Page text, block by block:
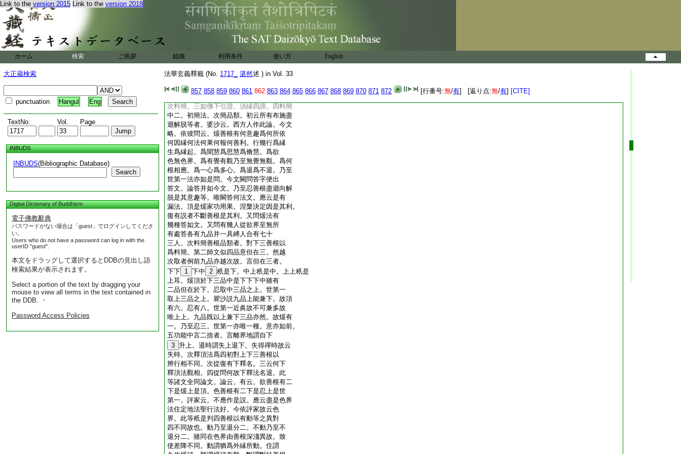
Link to the version 2015 Link to the version 2018
ホーム 検索 ご挨拶 組織 利用条件 使い方 English
大正蔵検索
punctuation Hangul Eng
TextNo. Vol. Page
INBUDS
INBUDS(Bibliographic Database)
Search
Digital Dictionary of Buddhism
電子佛教辭典
パスワードがない場合は「guest」でログインしてくださ
い。
Users who do not have a password can log in with the
userID "guest".
本文をドラッグして選択するとDDBの見出し語
検索結果が表示されます。
Select a portion of the text by dragging your
mouse to view all terms in the text contained in
the DDB. ・
Password Access Policies
法華玄義釋籤 (No. 1717_ 湛然述 ) in Vol. 33
857 858 859 860 861 862 863 864 865 866 867 868 869 870 871 872 [行番号:無/有] [返り点:無/有] [CITE]
念中。先五停。次四念。初五停中三。先釋名。
次觀能下明停心功能。三數息下。正明用
治。但列名對病而已。廣如止觀第十記。次
四念中亦略不列名。但擧數對位。至下照
中文相稍廣。於中又二。初明功能。次初翻
下。判位即以功能爲其相状。煖法已上四
善根者。盡依婆沙文相稍略。今略出論文。
於初煖中爲五。初正釋煖義。次尊者下釋
煖在初。三於正法下明所縁諦。四從所有
下料簡釋疑。五煖有下明功能。初文者由智
次料簡。三如佛下引證。須縁四諦。四料簡
中二。初簡法。次簡品類。初云所有布施盡
迴解脱等者。婆沙云。西方人作此論。今文
略。依彼問云。煖善根有何意趣爲何所依
何因縁何法何果何報何善利。行幾行爲縁
生爲縁起。爲聞慧爲思慧爲脩慧。爲欲
色無色界。爲有覺有觀乃至無覺無觀。爲何
根相應。爲一心爲多心。爲退爲不退。乃至
世第一法亦如是問。今文闕問答字便出
答文。論答并如今文。乃至忍善根盡迴向解
脱是其意趣等。唯闕答何法文。應云是有
漏法。頂是煖家功用果。涅槃決定因是其利。
復有説者不斷善根是其利。又問煖法有
幾種答如文。又問有幾人從欲界至無所
有處答各有九品并一具縛人合有七十
三人。次料簡善根品類者。對下三善根以
爲料簡。第二師文似四品意但在三。然越
次取者例前九品亦越次故。言但在三者。
下下 1 下中 2 秖是下。中上秖是中。上上秖是
上耳。煖頂於下三品中是下下下中雖有
二品但在於下。忍取中三品之上。世第一
取上三品之上。瞿沙説九品上能兼下。故頂
有六。忍有八。世第一近眞故不可兼多故
唯上上。九品既以上兼下三品亦然。故煖有
一。乃至忍三。世第一亦唯一種。意亦如前。
五功能中言二捨者。言離界地謂自下
3 升上。退時謂失上退下。失得禪時故云
失時。次釋頂法爲四初對上下三善根以
辨行相不同。次從復有下釋名。三云何下
釋頂法觀相。四從問何故下釋法名退。此
等諸文全同論文。論云。有云。欲善根有二
下是煖上是頂。色善根有二下是忍上是世
第一。評家云。不應作是説。應云盡是色界
法住定地法聖行法好。今依評家故云色
界。此等秖是判四善根以有動等之異對
四不同故也。動乃至退分二。不動乃至不
退分二。雖同在色界由善根深淺異故。致
使差降不同。動謂猶爲外縁所動。住謂